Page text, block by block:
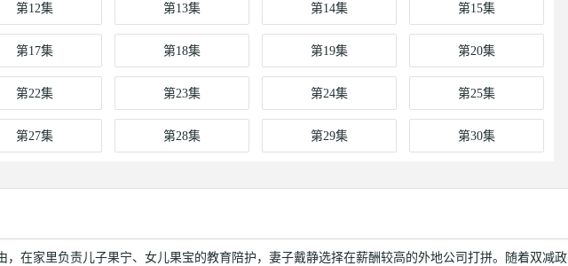
第12集 第13集 第14集 第15集
第17集 第18集 第19集 第20集
第22集 第23集 第24集 第25集
第27集 第28集 第29集 第30集
在家里负责儿子果宁、女儿果宝的教育陪护，妻子戴静选择在薪酬较高的外地公司打拼。随着双减政